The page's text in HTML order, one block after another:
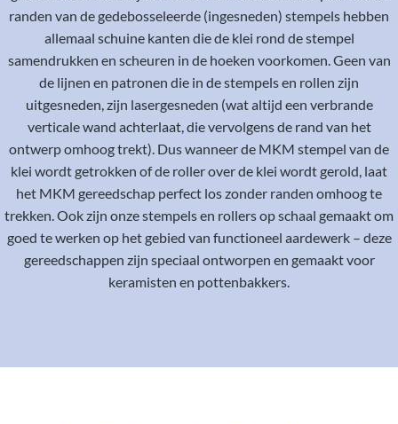
randen van de gedebosseleerde (ingesneden) stempels hebben
allemaal schuine kanten die de klei rond de stempel
samendrukken en scheuren in de hoeken voorkomen. Geen van
de lijnen en patronen die in de stempels en rollen zijn
uitgesneden, zijn lasergesneden (wat altijd een verbrande
verticale wand achterlaat, die vervolgens de rand van het
ontwerp omhoog trekt). Dus wanneer de MKM stempel van de
klei wordt getrokken of de roller over de klei wordt gerold, laat
het MKM gereedschap perfect los zonder randen omhoog te
trekken. Ook zijn onze stempels en rollers op schaal gemaakt om
goed te werken op het gebied van functioneel aardewerk – deze
gereedschappen zijn speciaal ontworpen en gemaakt voor
keramisten en pottenbakkers.